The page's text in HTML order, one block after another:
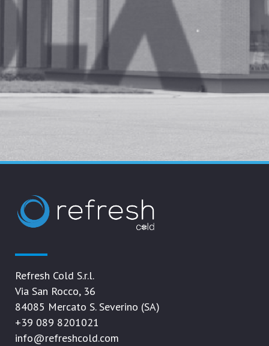
Refresh Cold S.r.l.
Via San Rocco, 36
84085 Mercato S. Severino (SA)
+39 089 8201021
info@refreshcold.com